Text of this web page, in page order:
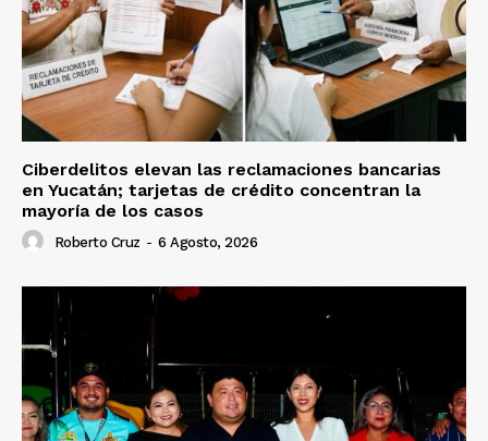
Ciberdelitos elevan las reclamaciones bancarias
en Yucatán; tarjetas de crédito concentran la
mayoría de los casos
Roberto Cruz - 6 Agosto, 2026